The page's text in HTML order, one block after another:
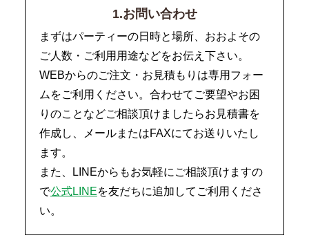
1.お問い合わせ
まずはパーティーの日時と場所、おおよその
ご人数・ご利用用途などをお伝え下さい。
WEBからのご注文・お見積もりは専用フォー
ムをご利用ください。合わせてご要望やお困
りのことなどご相談頂けましたらお見積書を
作成し、メールまたはFAXにてお送りいたし
ます。
また、LINEからもお気軽にご相談頂けますの
で公式LINEを友だちに追加してご利用くださ
い。